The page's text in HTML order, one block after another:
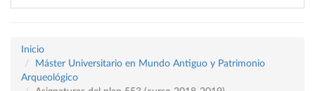
Inicio
Máster Universitario en Mundo Antiguo y Patrimonio
Arqueológico